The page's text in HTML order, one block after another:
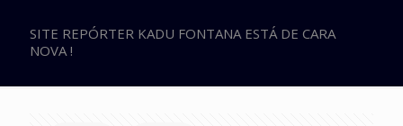
SITE REPÓRTER KADU FONTANA ESTÁ DE CARA
NOVA !